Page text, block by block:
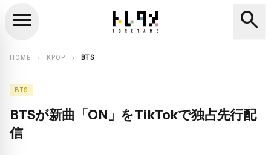
search
menu search
HOME chevron_right KPOP chevron_right BTS
BTS
BTSが新曲「ON」をTikTokで独占先行配
信